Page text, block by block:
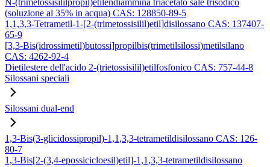
N-(trimetossisililpropil)etilendiammina triacetato sale trisodico
(soluzione al 35% in acqua) CAS: 128850-89-5
1,1,3,3-Tetrametil-1-[2-(trimetossisilil)etil]disilossano CAS: 137407-
65-9
[3,3-Bis(idrossimetil)butossi]propilbis(trimetilsilossi)metilsilano
CAS: 4262-92-4
Dietilestere dell'acido 2-(trietossisilil)etilfosfonico CAS: 757-44-8
Silossani speciali
Silossani dual-end
1,3-Bis(3-glicidossipropil)-1,1,3,3-tetrametildisilossano CAS: 126-
80-7
1,3-Bis[2-(3,4-epossicicloesil)etil]-1,1,3,3-tetrametildisilossano